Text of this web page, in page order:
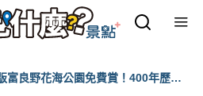
富良野花海公園免費賞！400年歷史